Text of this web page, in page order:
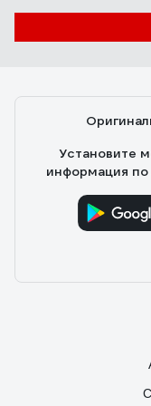
Установите
информация по